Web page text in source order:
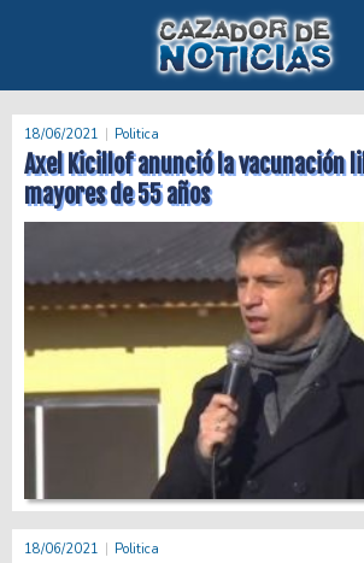
18/06/2021 Politica
Axel Kicillof anunció la vacunación
mayores de 55 años
18/06/2021 Politica